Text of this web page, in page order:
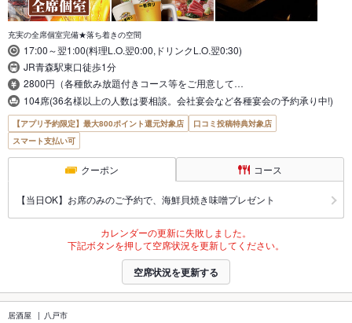
充実の全席個室完備★落ち着きの空間
17:00～翌1:00(料理L.O.翌0:00,ドリンクL.O.翌0:30)
JR青森駅東口徒歩1分
2800円（各種飲み放題付きコース等をご用意して…
104席(36名様以上の人数は要相談。会社宴会など各種宴会の予約承り中!)
【アプリ予約限定】最大800ポイント還元対象店
口コミ投稿特典対象店
スマート支払い可
クーポン コース
【当日OK】お席のみのご予約で、海鮮貝焼き味噌プレゼント
カレンダーの更新に失敗しました。
下記ボタンを押して空席状況を更新してください。
空席状況を更新する
居酒屋 八戸市